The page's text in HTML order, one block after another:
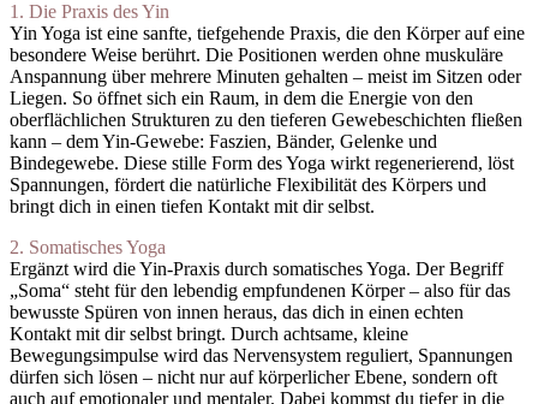
1. Die Praxis des Yin
Yin Yoga ist eine sanfte, tiefgehende Praxis, die den Körper auf eine
besondere Weise berührt. Die Positionen werden ohne muskuläre
Anspannung über mehrere Minuten gehalten – meist im Sitzen oder
Liegen. So öffnet sich ein Raum, in dem die Energie von den
oberflächlichen Strukturen zu den tieferen Gewebeschichten fließen
kann – dem Yin-Gewebe: Faszien, Bänder, Gelenke und
Bindegewebe. Diese stille Form des Yoga wirkt regenerierend, löst
Spannungen, fördert die natürliche Flexibilität des Körpers und
bringt dich in einen tiefen Kontakt mit dir selbst.
2. Somatisches Yoga
Ergänzt wird die Yin-Praxis durch somatisches Yoga. Der Begriff
„Soma“ steht für den lebendig empfundenen Körper – also für das
bewusste Spüren von innen heraus, das dich in einen echten
Kontakt mit dir selbst bringt. Durch achtsame, kleine
Bewegungsimpulse wird das Nervensystem reguliert, Spannungen
dürfen sich lösen – nicht nur auf körperlicher Ebene, sondern oft
auch auf emotionaler und mentaler. Dabei kommst du tiefer in die